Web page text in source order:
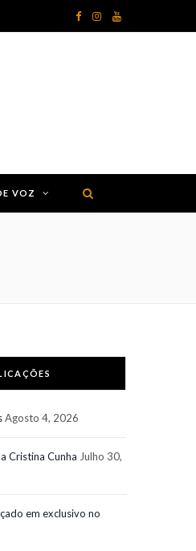
F
o
I
g
Y
b
VOZ
Agosto 4, 2026
Cristina Cunha Julho 30,
em exclusivo no